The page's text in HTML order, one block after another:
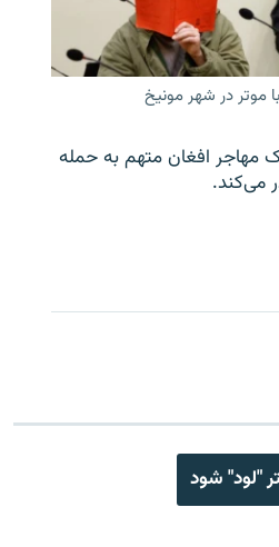
موتر در شهر مونیخ
افغان متهم به حمله
می‌کند.
"لود" شود